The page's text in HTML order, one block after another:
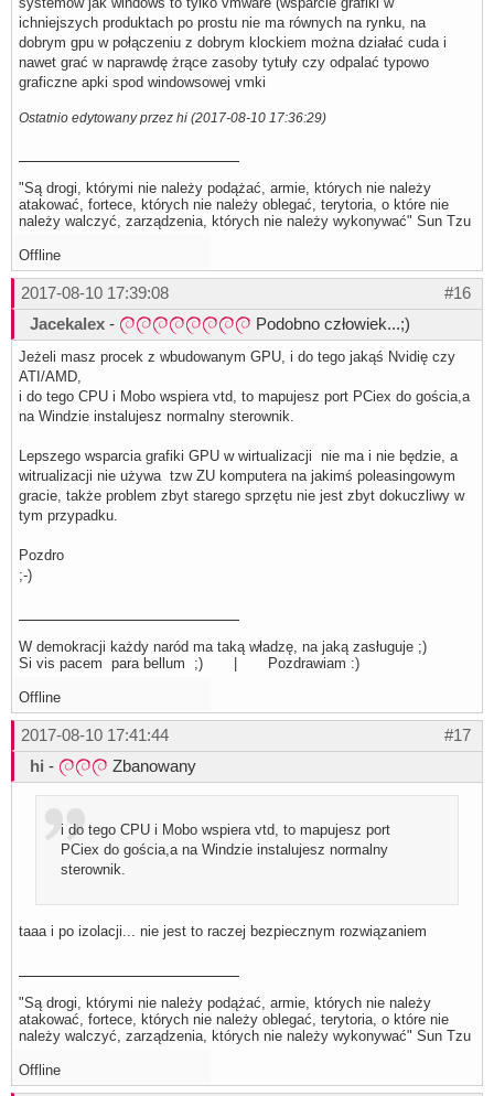
ichniejszych produktach po prostu nie ma równych na rynku, na
dobrym gpu w połączeniu z dobrym klockiem można działać cuda i
nawet grać w naprawdę żrące zasoby tytuły czy odpalać typowo
graficzne apki spod windowsowej vmki
Ostatnio edytowany przez hi (2017-08-10 17:36:29)
"Są drogi, którymi nie należy podążać, armie, których nie należy
atakować, fortece, których nie należy oblegać, terytoria, o które nie
należy walczyć, zarządzenia, których nie należy wykonywać" Sun Tzu
Offline
#16
2017-08-10 17:39:08
Jacekalex - Podobno człowiek...;)
Jeżeli masz procek z wbudowanym GPU, i do tego jakąś Nvidię czy
ATI/AMD,
i do tego CPU i Mobo wspiera vtd, to mapujesz port PCiex do gościa,a
na Windzie instalujesz normalny sterownik.
Lepszego wsparcia grafiki GPU w wirtualizacji nie ma i nie będzie, a
witrualizacji nie używa tzw ZU komputera na jakimś poleasingowym
gracie, także problem zbyt starego sprzętu nie jest zbyt dokuczliwy w
tym przypadku.
Pozdro
;-)
W demokracji każdy naród ma taką władzę, na jaką zasługuje ;)
Si vis pacem para bellum ;) | Pozdrawiam :)
Offline
#17
2017-08-10 17:41:44
hi - Zbanowany
i do tego CPU i Mobo wspiera vtd, to mapujesz port
PCiex do gościa,a na Windzie instalujesz normalny
sterownik.
taaa i po izolacji... nie jest to raczej bezpiecznym rozwiązaniem
"Są drogi, którymi nie należy podążać, armie, których nie należy
atakować, fortece, których nie należy oblegać, terytoria, o które nie
należy walczyć, zarządzenia, których nie należy wykonywać" Sun Tzu
Offline